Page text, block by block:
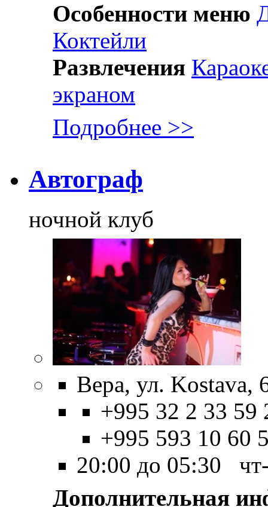
Особенности меню
Коктейли
Развлечения
экраном
Подробнее >>
Автограф
ночной клуб
Вера, ул. Kostava,
+995 32 2 33 59
+995 593 10 60
20:00 до 05:30
Дополнительная